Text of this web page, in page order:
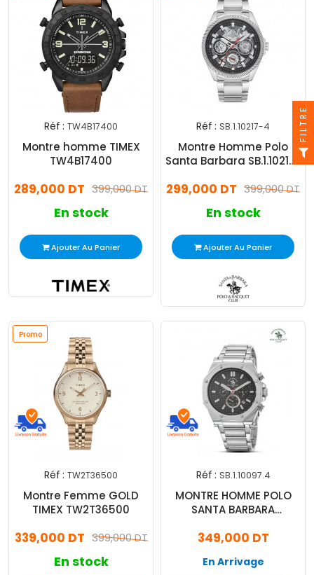
Réf : TW4B17400
Montre homme TIMEX
TW4B17400
399,000 DT
289,000 DT
En stock
Ajouter Au Panier
Réf : SB.1.10217-4
Montre Homme Polo
Santa Barbara SB.1.10217-
399,000 DT
299,000 DT
En stock
Ajouter Au Panier
Promo
Réf : TW2T36500
Montre Femme GOLD
TIMEX TW2T36500
399,000 DT
339,000 DT
En stock
Réf : SB.1.10097.4
MONTRE HOMME POLO
SANTA BARBARA
349,000 DT
En Arrivage
FILTRE